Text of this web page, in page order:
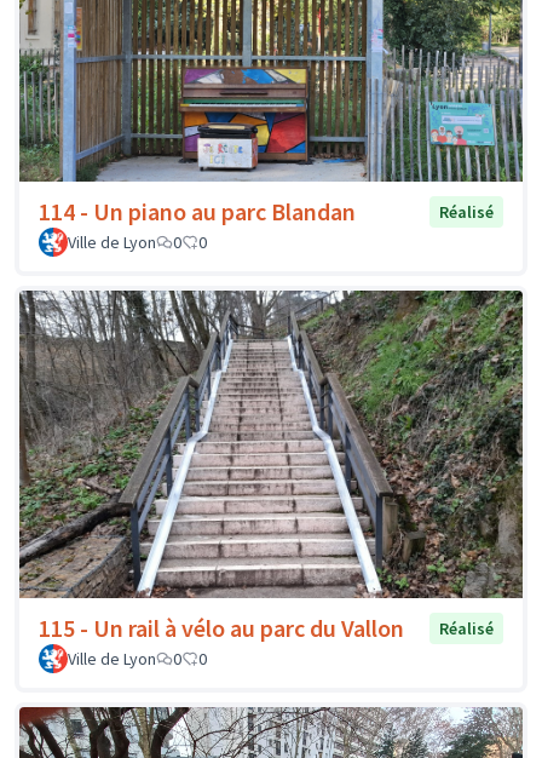
114 - Un piano au parc Blandan
Réalisé
Ville de Lyon
0 0
115 - Un rail à vélo au parc du Vallon
Réalisé
Ville de Lyon
0 0